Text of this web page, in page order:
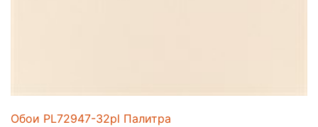
Обои PL72947-32pl Палитра